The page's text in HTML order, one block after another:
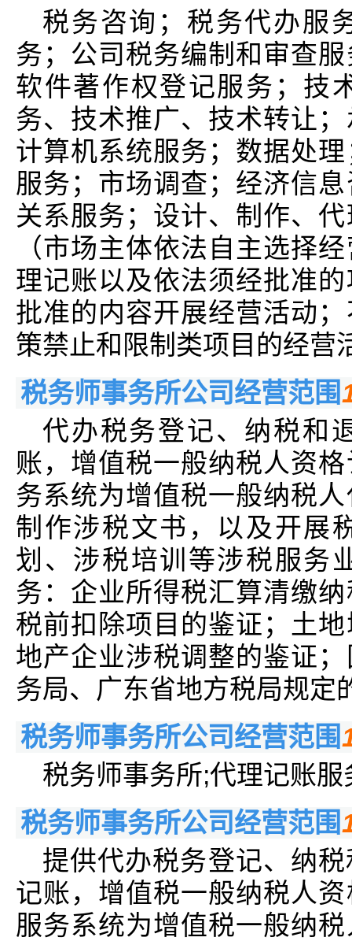
税务咨询；税务代办服
务；公司税务编制和审查
软件著作权登记服务；技
务、技术推广、技术转让
计算机系统服务；数据处
服务；市场调查；经济信
关系服务；设计、制作、
（市场主体依法自主选择
理记账以及依法须经批准
批准的内容开展经营活动
策禁止和限制类项目的经营
税务师事务所公司经营范围
代办税务登记、纳税和
账，增值税一般纳税人资
务系统为增值税一般纳税
制作涉税文书，以及开展
划、涉税培训等涉税服务
务：企业所得税汇算清缴
税前扣除项目的鉴证；土
地产企业涉税调整的鉴证
务局、广东省地方税局规定
税务师事务所公司经营范围
税务师事务所;代理记账服
税务师事务所公司经营范围
提供代办税务登记、纳
记账，增值税一般纳税人
服务系统为增值税一般纳